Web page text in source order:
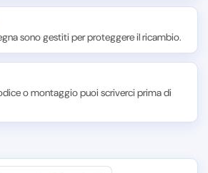
sono gestiti per proteggere il ricambio.
o montaggio puoi scriverci prima di